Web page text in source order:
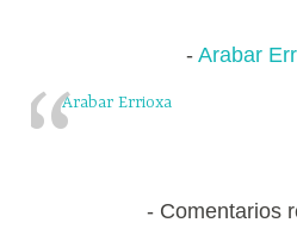
Arabar
Arabar Errioxa
Comentarios